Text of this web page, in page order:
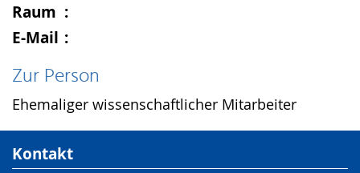
Raum
E-Mail
Zur Person
Ehemaliger wissenschaftlicher Mitarbeiter
Kontakt